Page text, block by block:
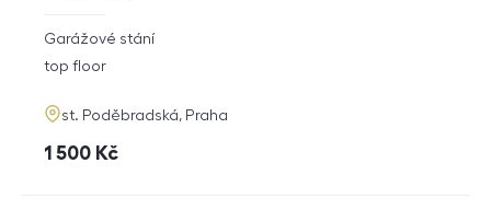
rozměry
disposition
Garážové stání
funkce
top floor
adresa
st. Poděbradská, Praha
cena
1 500 Kč